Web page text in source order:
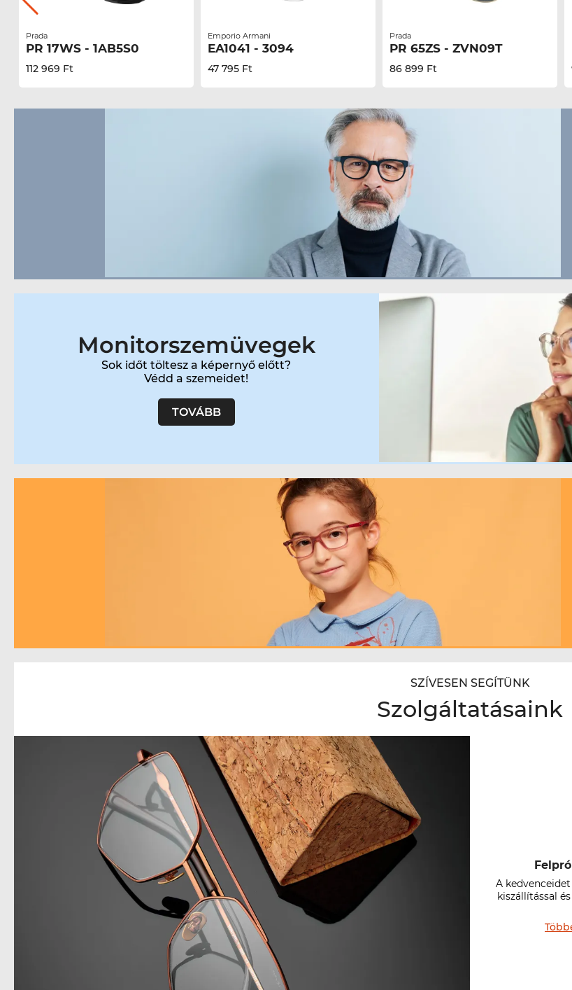
112 969 Ft
Prada
PR 17WS - 1AB5S0
47 795 Ft
Emporio Armani
EA1041 - 3094
86 899 Ft
Prada
PR 65ZS - ZVN09T
Monitorszemüvegek
Sok időt töltesz a képernyő előtt?
Védd a szemeidet!
TOVÁBB
SZÍVESEN SEGÍTÜNK
Szolgáltatásaink
A
kiszállítással